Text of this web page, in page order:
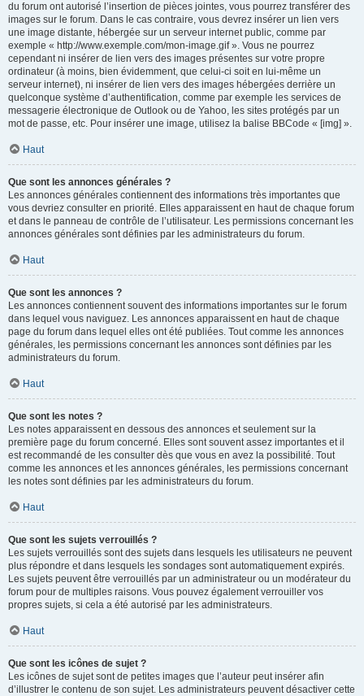
du forum ont autorisé l’insertion de pièces jointes, vous pourrez transférer des
images sur le forum. Dans le cas contraire, vous devrez insérer un lien vers
une image distante, hébergée sur un serveur internet public, comme par
exemple « http://www.exemple.com/mon-image.gif ». Vous ne pourrez
cependant ni insérer de lien vers des images présentes sur votre propre
ordinateur (à moins, bien évidemment, que celui-ci soit en lui-même un
serveur internet), ni insérer de lien vers des images hébergées derrière un
quelconque système d’authentification, comme par exemple les services de
messagerie électronique de Outlook ou de Yahoo, les sites protégés par un
mot de passe, etc. Pour insérer une image, utilisez la balise BBCode « [img] ».
Haut
Que sont les annonces générales ?
Les annonces générales contiennent des informations très importantes que
vous devriez consulter en priorité. Elles apparaissent en haut de chaque forum
et dans le panneau de contrôle de l’utilisateur. Les permissions concernant les
annonces générales sont définies par les administrateurs du forum.
Haut
Que sont les annonces ?
Les annonces contiennent souvent des informations importantes sur le forum
dans lequel vous naviguez. Les annonces apparaissent en haut de chaque
page du forum dans lequel elles ont été publiées. Tout comme les annonces
générales, les permissions concernant les annonces sont définies par les
administrateurs du forum.
Haut
Que sont les notes ?
Les notes apparaissent en dessous des annonces et seulement sur la
première page du forum concerné. Elles sont souvent assez importantes et il
est recommandé de les consulter dès que vous en avez la possibilité. Tout
comme les annonces et les annonces générales, les permissions concernant
les notes sont définies par les administrateurs du forum.
Haut
Que sont les sujets verrouillés ?
Les sujets verrouillés sont des sujets dans lesquels les utilisateurs ne peuvent
plus répondre et dans lesquels les sondages sont automatiquement expirés.
Les sujets peuvent être verrouillés par un administrateur ou un modérateur du
forum pour de multiples raisons. Vous pouvez également verrouiller vos
propres sujets, si cela a été autorisé par les administrateurs.
Haut
Que sont les icônes de sujet ?
Les icônes de sujet sont de petites images que l’auteur peut insérer afin
d’illustrer le contenu de son sujet. Les administrateurs peuvent désactiver cette